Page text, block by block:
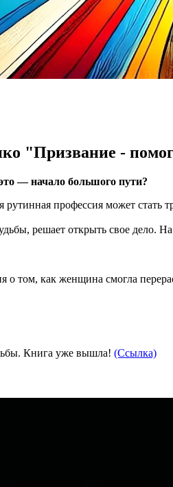
"Призвание -
— начало большого пути?
профессия может стать
решает открыть свое
о том, как женщина смогла
Книга уже вышла! (Ссылка)